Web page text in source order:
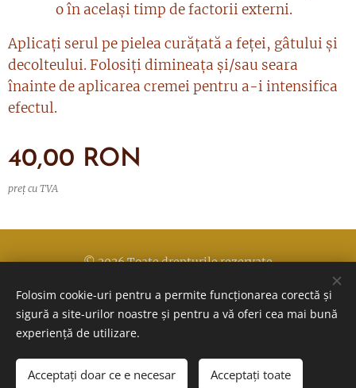
o în același timp de factorii externi.
Aplicați serul pe pielea curățată a feței, gâtului și
decolteului. Folosiți dimineața și/sau seara
înainte de aplicarea cremei pentru a-i intensifica
efectul.
40,00 RON
preț cu TVA
ADĂUGAȚI ÎN COȘ
© 2026 Toate drepturile rezervate
Politica de confidentialitate Cookie-uri
Folosim cookie-uri pentru a permite funcționarea corectă și
sigură a site-urilor noastre și pentru a vă oferi cea mai bună
experiență de utilizare.
Acceptați doar ce e necesar Acceptați toate